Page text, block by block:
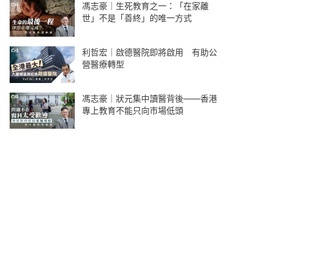
馮志豪｜生死教育之一：「在家離
世」不是「善終」的唯一方式
利哲宏｜啟德醫院即將啟用 有助公
營醫療轉型
馮志豪｜狀元集中讀醫背後——香港
專上教育不能只向市場低頭